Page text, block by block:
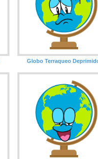
Globo Terraqueo